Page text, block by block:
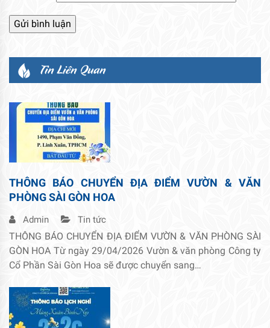
Tin Liên Quan
THÔNG BÁO CHUYỂN ĐỊA ĐIỂM VƯỜN & VĂN
PHÒNG SÀI GÒN HOA
Admin Tin tức
THÔNG BÁO CHUYỂN ĐỊA ĐIỂM VƯỜN & VĂN PHÒNG SÀI
GÒN HOA Từ ngày 29/04/2026 Vườn & văn phòng Công ty
Cổ Phần Sài Gòn Hoa sẽ được chuyển sang…